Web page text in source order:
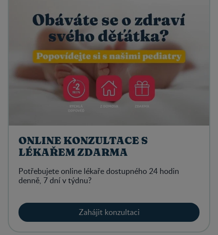
ONLINE KONZULTACE S
LÉKAŘEM ZDARMA
Potřebujete online lékaře dostupného 24 hodin
denně, 7 dní v týdnu?
Zahájit konzultaci